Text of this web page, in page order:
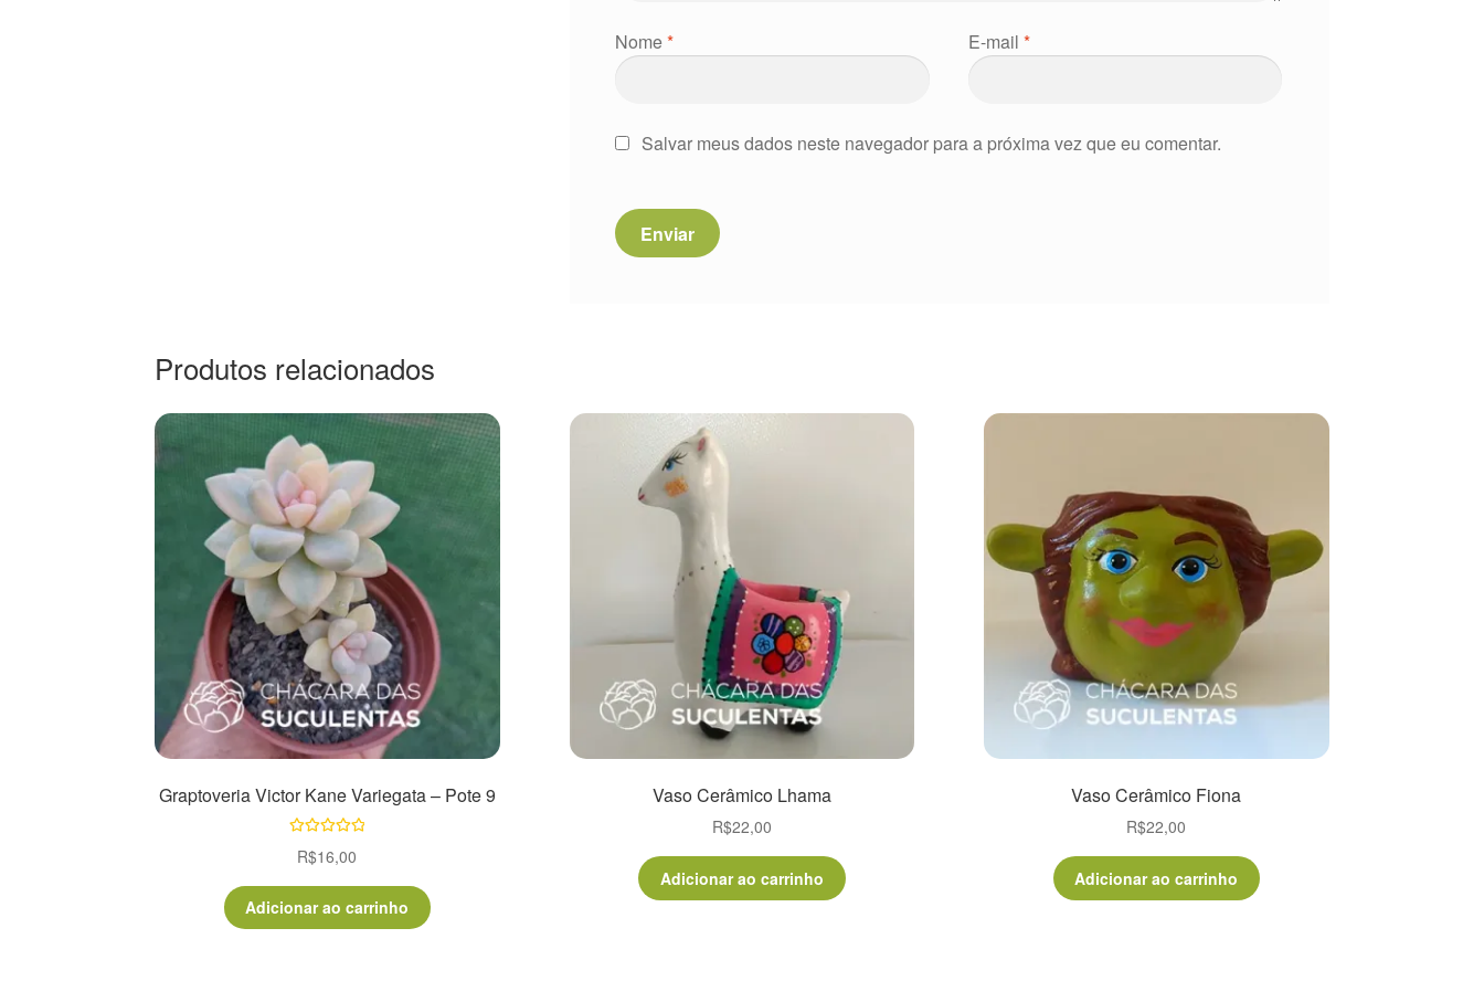
Nome* E-mail*
Salvar meus dados neste navegador para a próxima vez que eu comentar.
Produtos relacionados
Graptoveria Victor Kane Variegata – Pote 9
5.00 de 5
R$16,00
Adicionar ao carrinho
Vaso Cerâmico Lhama
R$22,00
Adicionar ao carrinho
Vaso Cerâmico Fiona
R$22,00
Adicionar ao carrinho